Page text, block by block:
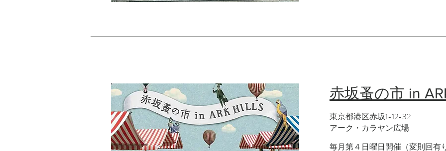
赤坂蚤の市 in
東京都港区赤坂1-12-32
アーク・カラヤン広場
毎月第４日曜日開催（変則回有